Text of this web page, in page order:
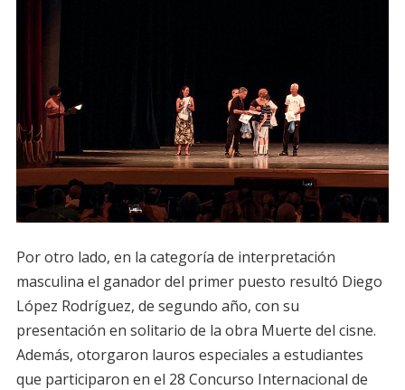
Por otro lado, en la categoría de interpretación
masculina el ganador del primer puesto resultó Diego
López Rodríguez, de segundo año, con su
presentación en solitario de la obra Muerte del cisne.
Además, otorgaron lauros especiales a estudiantes
que participaron en el 28 Concurso Internacional de